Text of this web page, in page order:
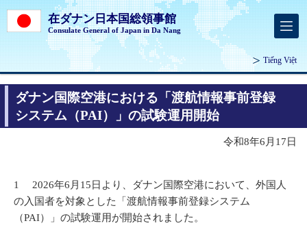
在ダナン日本国総領事館
Consulate General of Japan in Da Nang
Tiếng Việt
ダナン国際空港における「渡航情報事前登録
システム（PAI）」の試験運用開始
令和8年6月17日
1 2026年6月15日より、ダナン国際空港において、外国人
の入国者を対象とした「渡航情報事前登録システム
（PAI）」の試験運用が開始されました。